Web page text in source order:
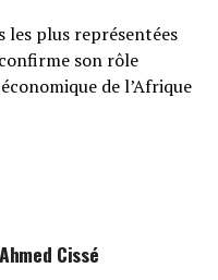
les plus représentées
son rôle
de l’Afrique
Cissé